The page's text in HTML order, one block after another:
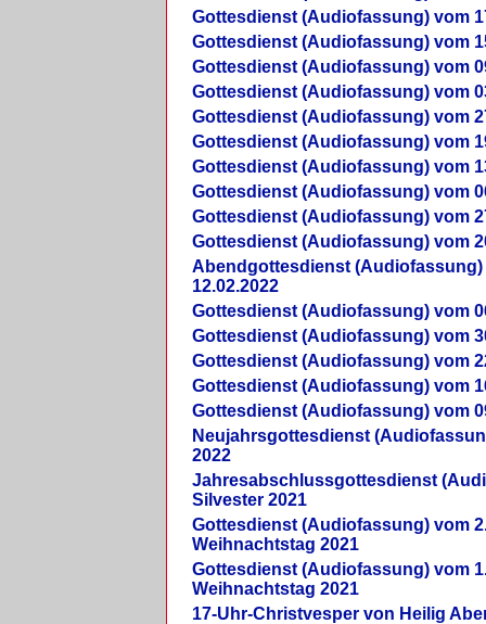
Gottesdienst (Audiofassung) vom
Gottesdienst (Audiofassung) vom
Gottesdienst (Audiofassung) vom
Gottesdienst (Audiofassung) vom
Gottesdienst (Audiofassung) vom
Gottesdienst (Audiofassung) vom
Gottesdienst (Audiofassung) vom
Gottesdienst (Audiofassung) vom
Gottesdienst (Audiofassung) vom
Gottesdienst (Audiofassung) vom
Abendgottesdienst (Audiofassung)
12.02.2022
Gottesdienst (Audiofassung) vom
Gottesdienst (Audiofassung) vom
Gottesdienst (Audiofassung) vom
Gottesdienst (Audiofassung) vom
Gottesdienst (Audiofassung) vom
Neujahrsgottesdienst
2022
Jahresabschlussgottesdienst
Silvester 2021
Gottesdienst (Audiofassung) vom
Weihnachtstag 2021
Gottesdienst (Audiofassung) vom
Weihnachtstag 2021
17-Uhr-Christvesper von Heilig